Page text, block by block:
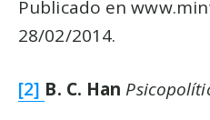
Publicado en
28/02/2014.
[2] B. C. Han